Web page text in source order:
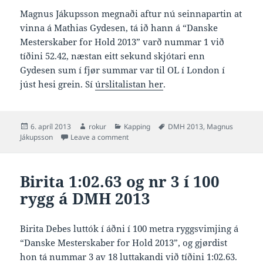
Magnus Jákupsson megnaði aftur nú seinnapartin at
vinna á Mathias Gydesen, tá ið hann á “Danske
Mesterskaber for Hold 2013” varð nummar 1 við
tíðini 52.42, næstan eitt sekund skjótari enn
Gydesen sum í fjør summar var til OL í London í
júst hesi grein. Síúrslitalistan her.
Posted
on
6. apríl 2013 Author
rokur Categories
Kapping Tags
DMH 2013, Magnus
Jákupsson
Leave a commenton Magnus 52.42 og nr 1 í 100 rygg á
Birita 1:02.63 og nr 3 í 100
rygg á DMH 2013
Birita Debes luttók í áðni í 100 metra ryggsvimjing á
“Danske Mesterskaber for Hold 2013”, og gjørdist
hon tá nummar 3 av 18 luttakandi við tíðini 1:02.63.